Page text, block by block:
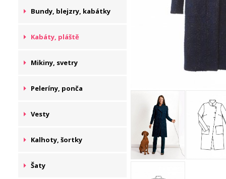
Bundy, blejzry, kabátky
Kabáty, pláště
Mikiny, svetry
Peleríny, ponča
Vesty
Kalhoty, šortky
Šaty